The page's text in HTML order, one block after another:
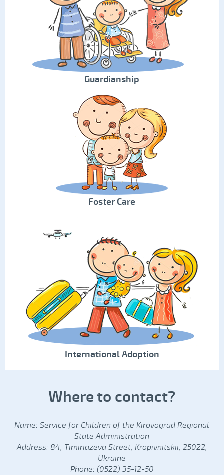
Guardianship
Foster Care
International Adoption
Where to contact?
Name: Service for Children of the Kirovograd Regional
State Administration
Address: 84, Timiriazeva Street, Kropivnitskii, 25022,
Ukraine
Phone: (0522) 35-12-50